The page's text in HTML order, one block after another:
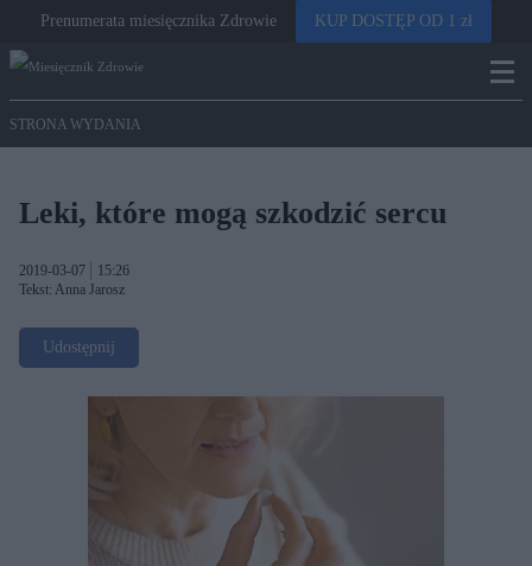
Prenumerata miesięcznika Zdrowie KUP DOSTĘP OD 1 zł
STRONA WYDANIA
Leki, które mogą szkodzić sercu
2019-03-07
15:26
Tekst: Anna Jarosz
Udostępnij